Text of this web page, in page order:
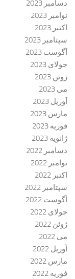
دسامبر 2023
نوامبر 2023
اکتبر 2023
سپتامبر 2023
آگوست 2023
جولای 2023
ژوئن 2023
می 2023
آوریل 2023
مارس 2023
فوریه 2023
ژانویه 2023
دسامبر 2022
نوامبر 2022
اکتبر 2022
سپتامبر 2022
آگوست 2022
جولای 2022
ژوئن 2022
می 2022
آوریل 2022
مارس 2022
فوریه 2022